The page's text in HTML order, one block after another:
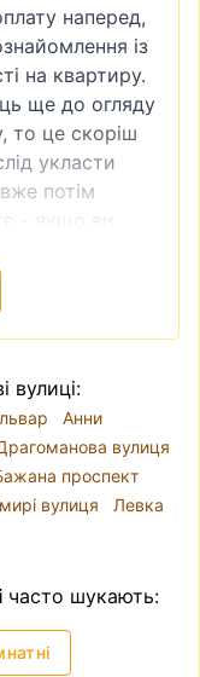
наперед,
із
на квартиру.
ще до огляду
то це скоріш
укласти
потім
- якщо ви
ціни
Річка Дніпро
і
правому
і
коли йде
квартири,
у
для
прикладу,
вулиці:
Анни
вулиця
проспект
вулиця
Левка
часто шукають: